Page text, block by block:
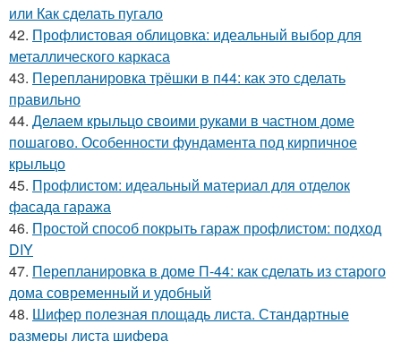
или Как сделать пугало
42. Профлистовая облицовка: идеальный выбор для
металлического каркаса
43. Перепланировка трёшки в п44: как это сделать
правильно
44. Делаем крыльцо своими руками в частном доме
пошагово. Особенности фундамента под кирпичное
крыльцо
45. Профлистом: идеальный материал для отделок
фасада гаража
46. Простой способ покрыть гараж профлистом: подход
DIY
47. Перепланировка в доме П-44: как сделать из старого
дома современный и удобный
48. Шифер полезная площадь листа. Стандартные
размеры листа шифера